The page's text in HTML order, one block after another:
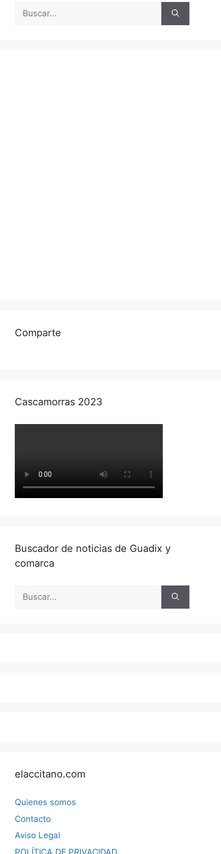
Buscar:
Comparte
Cascamorras 2023
Buscador de noticias de Guadix y
comarca
Buscar:
elaccitano.com
Quienes somos
Contacto
Aviso Legal
POLÍTICA DE PRIVACIDAD